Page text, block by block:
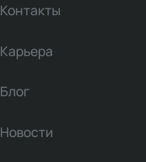
Контакты
Карьера
Блог
Новости